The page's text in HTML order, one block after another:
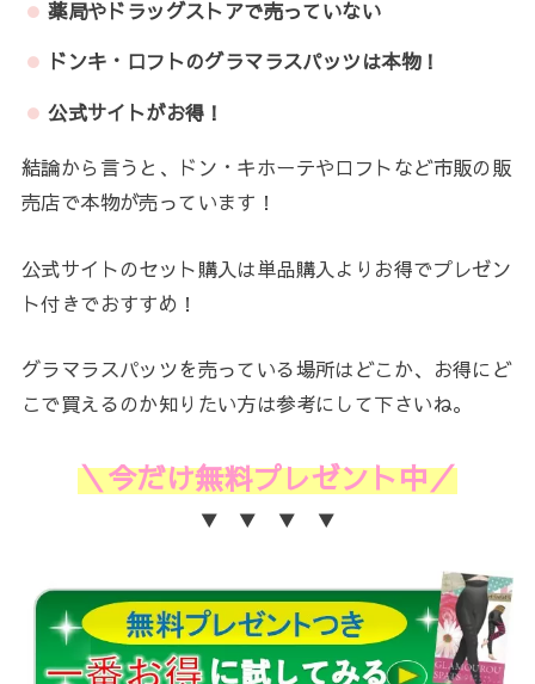
薬局やドラッグストアで売っていない
ドンキ・ロフトのグラマラスパッツは本物！
公式サイトがお得！
結論から言うと、ドン・キホーテやロフトなど市販の販
売店で本物が売っています！
公式サイトのセット購入は単品購入よりお得でプレゼン
ト付きでおすすめ！
グラマラスパッツを売っている場所はどこか、お得にど
こで買えるのか知りたい方は参考にして下さいね。
＼今だけ無料プレゼント中／
▼ ▼ ▼ ▼